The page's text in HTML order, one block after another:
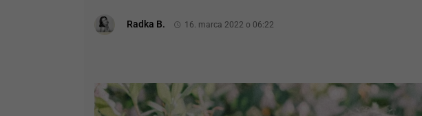
Radka B. 16. marca 2022 o 06:22